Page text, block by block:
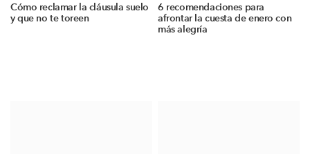
Cómo reclamar la cláusula suelo
y que no te toreen
6 recomendaciones para
afrontar la cuesta de enero con
más alegría